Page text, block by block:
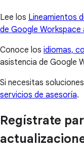
Lee los Lineamientos
de Google Workspace
Conoce los idiomas,
asistencia de Google
Si necesitas
servicios de asesoría.
Regístrate